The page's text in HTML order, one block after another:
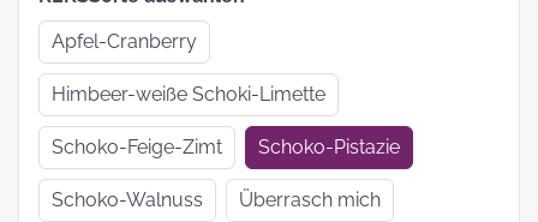
Apfel-Cranberry
Himbeer-weiße Schoki-Limette
Schoko-Feige-Zimt Schoko-Pistazie
Schoko-Walnuss Überrasch mich